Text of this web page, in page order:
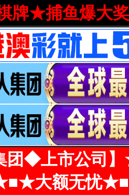
牌★捕鱼爆大
团◆上市公
大额无忧